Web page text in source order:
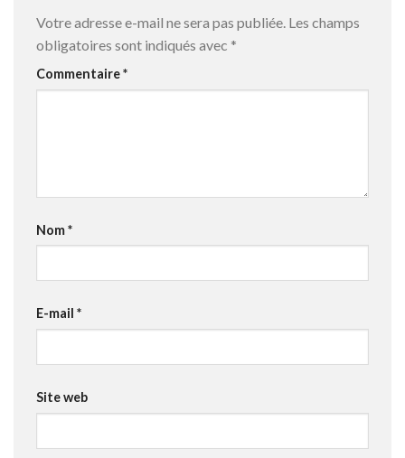
Votre adresse e-mail ne sera pas publiée. Les champs
obligatoires sont indiqués avec *
Commentaire*
Nom*
E-mail *
Site web